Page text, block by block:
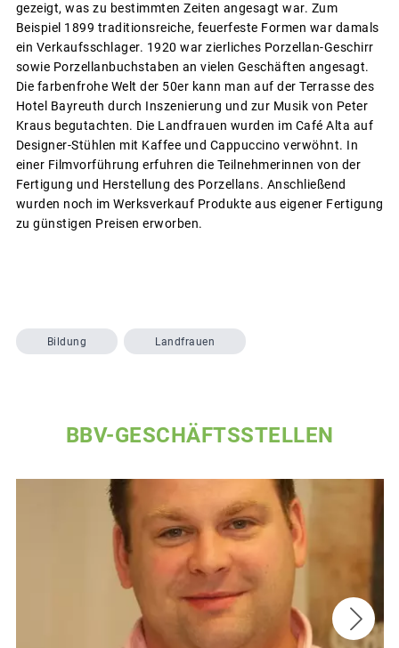
gezeigt, was zu bestimmten Zeiten angesagt war. Zum
Beispiel 1899 traditionsreiche, feuerfeste Formen war damals
ein Verkaufsschlager. 1920 war zierliches Porzellan-Geschirr
sowie Porzellanbuchstaben an vielen Geschäften angesagt.
Die farbenfrohe Welt der 50er kann man auf der Terrasse des
Hotel Bayreuth durch Inszenierung und zur Musik von Peter
Kraus begutachten. Die Landfrauen wurden im Café Alta auf
Designer-Stühlen mit Kaffee und Cappuccino verwöhnt. In
einer Filmvorführung erfuhren die Teilnehmerinnen von der
Fertigung und Herstellung des Porzellans. Anschließend
wurden noch im Werksverkauf Produkte aus eigener Fertigung
zu günstigen Preisen erworben.
Bildung Landfrauen
BBV-GESCHÄFTSSTELLEN